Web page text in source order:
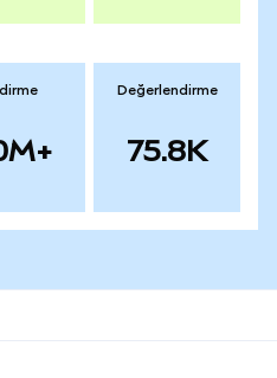
Değerlendirme
75.8K